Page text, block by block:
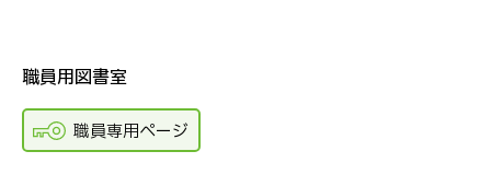
職員用図書室
職員専用ページ